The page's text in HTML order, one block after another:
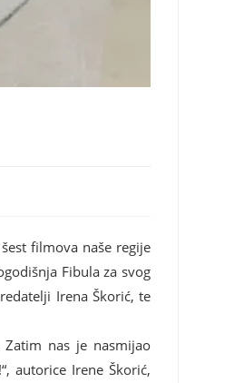
filmova naše regije
Fibula za svog
Irena Škorić, te
nas je nasmijao
autorice Irene Škorić,